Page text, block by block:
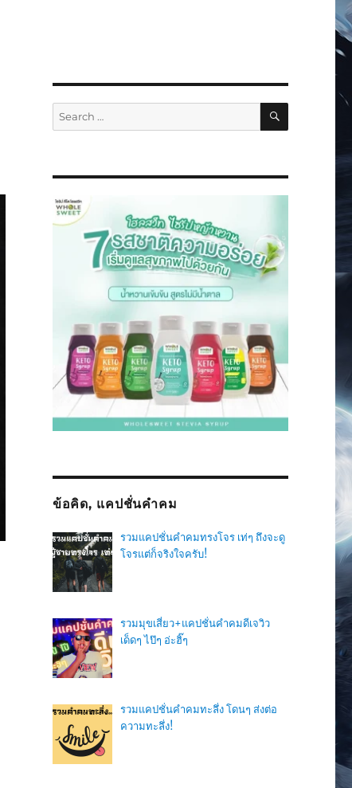
ข้อคิด, แคปชั่นคำคม
รวมแคปชั่นคำคมทรงโจร เท่ๆ ถึงจะดู
โจรแต่ก็จริงใจครับ!
รวมมุขเสี่ยว+แคปชั่นคำคมดีเจวิว
เด็ดๆ ไป๊ๆ อ่ะฮิ๊ๆ
รวมแคปชั่นคำคมทะลึ่ง โดนๆ ส่งต่อ
ความทะลึ่ง!